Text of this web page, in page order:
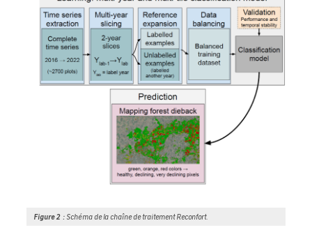
Figure 2 : Schéma de la chaîne de traitement Reconfort.